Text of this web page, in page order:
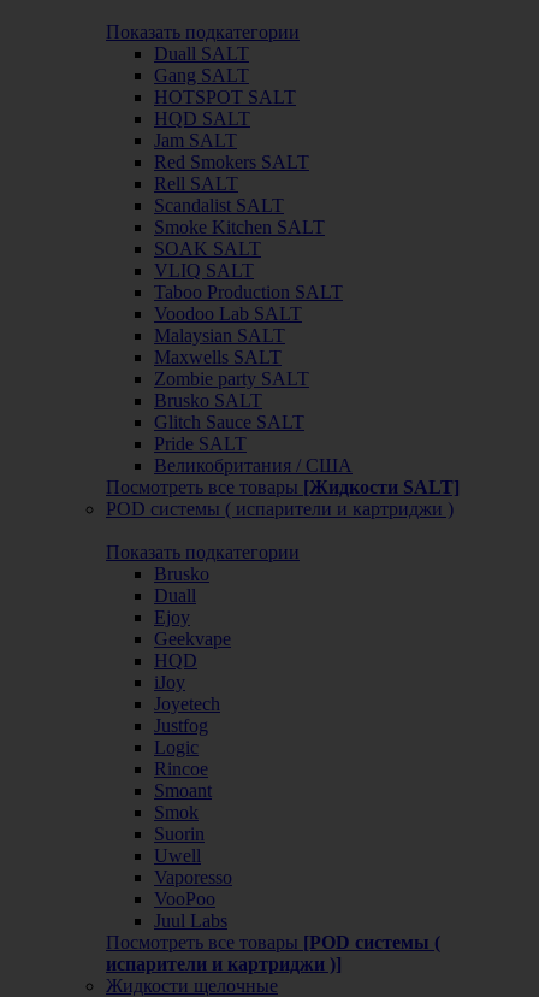
Показать подкатегории
Duall SALT
Gang SALT
HOTSPOT SALT
HQD SALT
Jam SALT
Red Smokers SALT
Rell SALT
Scandalist SALT
Smoke Kitchen SALT
SOAK SALT
VLIQ SALT
Taboo Production SALT
Voodoo Lab SALT
Malaysian SALT
Maxwells SALT
Zombie party SALT
Brusko SALT
Glitch Sauce SALT
Pride SALT
Великобритания / США
Посмотреть все товары [Жидкости SALT]
POD системы ( испарители и картриджи )
Показать подкатегории
Brusko
Duall
Ejoy
Geekvape
HQD
iJoy
Joyetech
Justfog
Logic
Rincoe
Smoant
Smok
Suorin
Uwell
Vaporesso
VooPoo
Juul Labs
Посмотреть все товары [POD системы (
испарители и картриджи )]
Жидкости щелочные